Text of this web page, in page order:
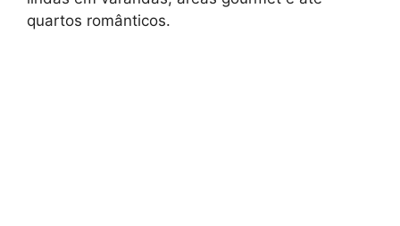
quartos românticos.